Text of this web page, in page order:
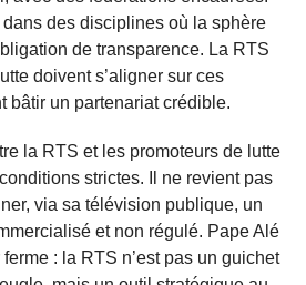
dans des disciplines où la sphère
de transparence. La RTS
doivent s’aligner sur ces
bâtir un partenariat crédible.
la RTS et les promoteurs de lutte
strictes. Il ne revient pas
via sa télévision publique, un
et non régulé. Pape Alé
: la RTS n’est pas un guichet